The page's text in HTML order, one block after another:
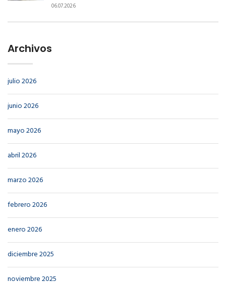
06.07.2026
Archivos
julio 2026
junio 2026
mayo 2026
abril 2026
marzo 2026
febrero 2026
enero 2026
diciembre 2025
noviembre 2025